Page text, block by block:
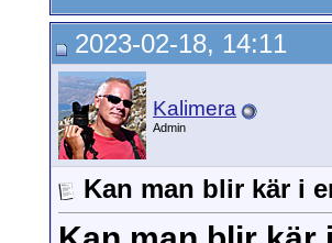
2023-02-18, 14:11
Kalimera
Admin
Kan man blir kär i